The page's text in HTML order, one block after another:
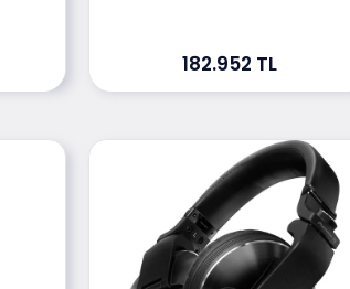
182.952 TL